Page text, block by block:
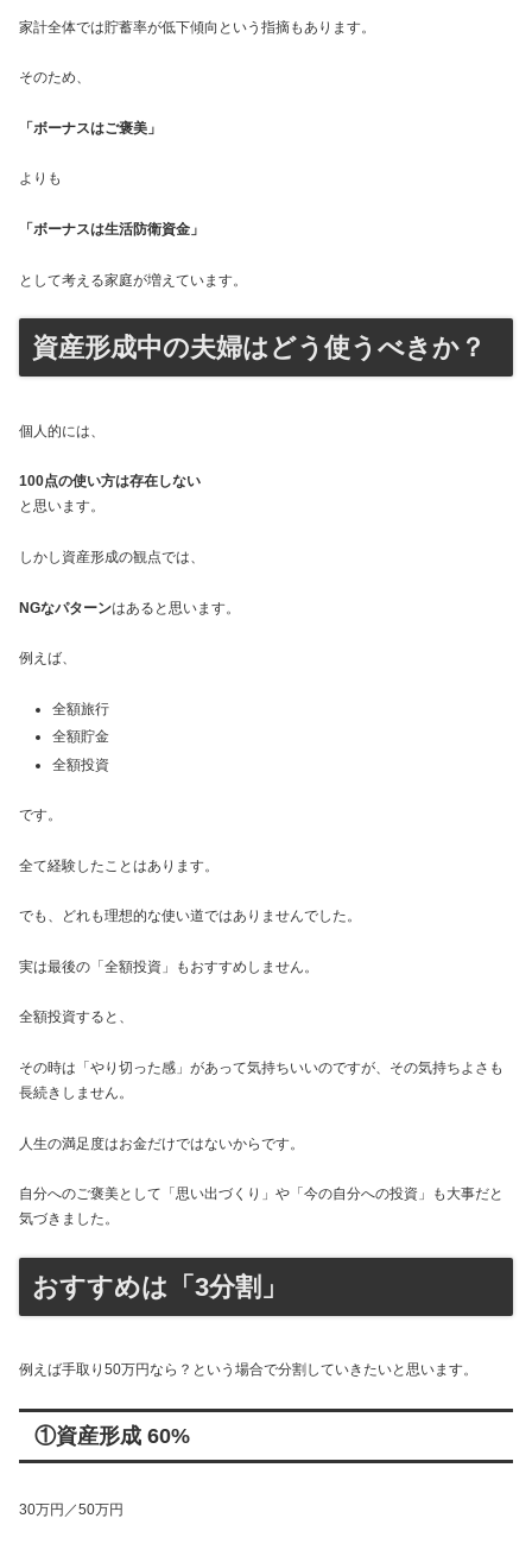
家計全体では貯蓄率が低下傾向という指摘もあります。
そのため、
「ボーナスはご褒美」
よりも
「ボーナスは生活防衛資金」
として考える家庭が増えています。
資産形成中の夫婦はどう使うべきか？
個人的には、
100点の使い方は存在しない
と思います。
しかし資産形成の観点では、
NGなパターンはあると思います。
例えば、
全額旅行
全額貯金
全額投資
です。
全て経験したことはあります。
でも、どれも理想的な使い道ではありませんでした。
実は最後の「全額投資」もおすすめしません。
全額投資すると、
その時は「やり切った感」があって気持ちいいのですが、その気持ちよさも
長続きしません。
人生の満足度はお金だけではないからです。
自分へのご褒美として「思い出づくり」や「今の自分への投資」も大事だと
気づきました。
おすすめは「3分割」
例えば手取り50万円なら？という場合で分割していきたいと思います。
①資産形成 60%
30万円／50万円